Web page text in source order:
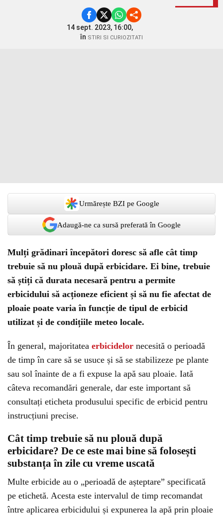
14 sept. 2023, 16:00,
în STIRI SI CURIOZITATI
Urmărește BZI pe Google
Adaugă-ne ca sursă preferată în Google
Mulți grădinari începători doresc să afle cât timp
trebuie să nu plouă după erbicidare. Ei bine, trebuie
să știți că durata necesară pentru a permite
erbicidului să acționeze eficient și să nu fie afectat de
ploaie poate varia în funcție de tipul de erbicid
utilizat și de condițiile meteo locale.
În general, majoritatea erbicidelor necesită o perioadă
de timp în care să se usuce și să se stabilizeze pe plante
sau sol înainte de a fi expuse la apă sau ploaie. Iată
câteva recomandări generale, dar este important să
consultați eticheta produsului specific de erbicid pentru
instrucțiuni precise.
Cât timp trebuie să nu plouă după
erbicidare? De ce este mai bine să folosești
substanța în zile cu vreme uscată
Multe erbicide au o „perioadă de așteptare” specificată
pe etichetă. Acesta este intervalul de timp recomandat
între aplicarea erbicidului și expunerea la apă prin ploaie